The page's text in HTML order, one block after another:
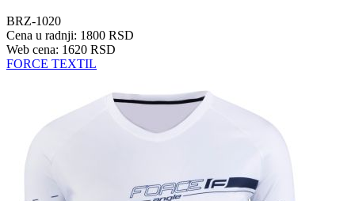
BRZ-1020
Cena u radnji: 1800 RSD
Web cena: 1620 RSD
FORCE TEXTIL